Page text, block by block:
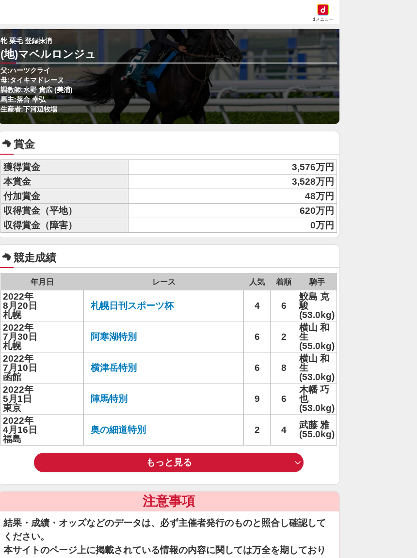
dメニュー
牝 栗毛 登録抹消
(地)マベルロンジュ
父:ハーツクライ
母:タイキマドレーヌ
調教師:水野 貴広 (美浦)
馬主:落合 幸弘
生産者:下河辺牧場
賞金
獲得賞金
3,576万円
本賞金
3,528万円
付加賞金
48万円
収得賞金（平地）
620万円
収得賞金（障害）
0万円
競走成績
年月日 レース 人気 着順 騎手
2022年
8月20日
札幌
札幌日刊スポーツ杯 4 6
鮫島 克
駿
(53.0kg)
2022年
7月30日
札幌
阿寒湖特別 6 2
横山 和
生
(55.0kg)
2022年
7月10日
函館
横津岳特別 6 8
横山 和
生
(53.0kg)
2022年
5月1日
東京
陣馬特別 9 6
木幡 巧
也
(53.0kg)
2022年
4月16日
福島
奥の細道特別 2 4
武藤 雅
(55.0kg)
もっと見る
注意事項
結果・成績・オッズなどのデータは、必ず主催者発行のものと照合し確認して
ください。
本サイトのページ上に掲載されている情報の内容に関しては万全を期しており